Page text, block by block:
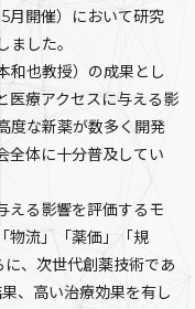
月開催）において研究
した。
和也教授）の成果とし
医療アクセスに与える影
度な新薬が数多く開発
全体に十分普及してい
える影響を評価するモ
物流」「薬価」「規
、次世代創薬技術であ
、高い治療効果を有し